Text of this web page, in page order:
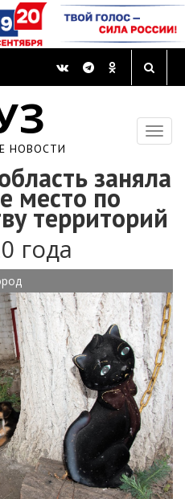
НОВОСТИ
заняла
место по
территорий
года